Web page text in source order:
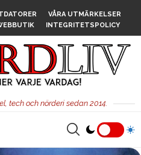
VÅRA UTMÄRKELSER
INTEGRITETSPOLICY
tech och nörderi sedan 2014.